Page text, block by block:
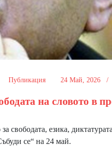
Публикация 24 Май, 2026 /
на словото в
свободата, езика,
се“ на 24 май.